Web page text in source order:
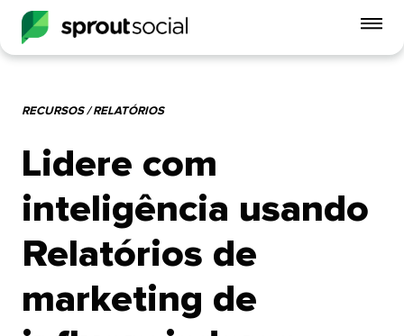
RECURSOS / RELATÓRIOS​​
Lidere com
inteligência usando
Relatórios de
marketing de